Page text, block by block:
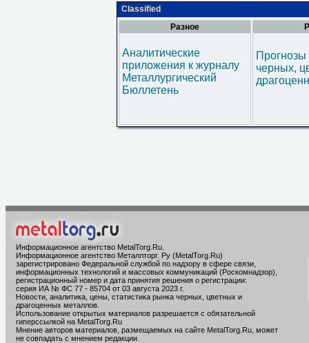
Classified
Разное
Аналитические
приложения к журналу
Металлургический
Бюллетень
черных,
Информационное агентство MetalTorg.Ru
Информационное агентство Металлторг. Ру (MetalTorg.Ru)
зарегистрировано Федеральной службой по надзору в сфере связи,
информационных технологий и массовых коммуникаций (Роскомнадзор),
регистрационный номер и дата принятия решения о регистрации:
серия ИА № ФС 77 - 85704 от 03 августа 2023 г.
Новости, аналитика, цены, статистика рынка черных, цветных и
драгоценных металлов.
Использование открытых материалов разрешается с обязательной
гиперссылкой на MetalTorg.Ru
Мнение авторов материалов, размещаемых на сайте MetalTorg.Ru, может
не совпадать с мнением редакции.